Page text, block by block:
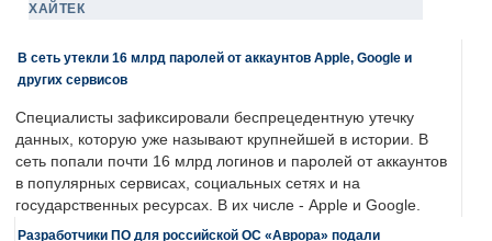
ХАЙТЕК
В сеть утекли 16 млрд паролей от аккаунтов Apple, Google и
других сервисов
Специалисты зафиксировали беспрецедентную утечку
данных, которую уже называют крупнейшей в истории. В
сеть попали почти 16 млрд логинов и паролей от аккаунтов
в популярных сервисах, социальных сетях и на
государственных ресурсах. В их числе - Apple и Google.
Разработчики ПО для российской ОС «Аврора» подали